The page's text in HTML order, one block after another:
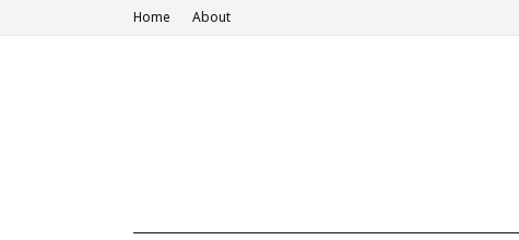
Home About